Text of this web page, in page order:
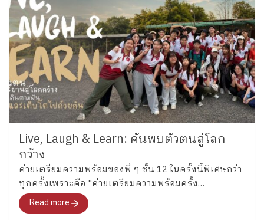
Live, Laugh & Learn: ค้นพบตัวตนสู่โลก
กว้าง
ค่ายเตรียมความพร้อมของพี่ ๆ ชั้น 12 ในครั้งนี้พิเศษกว่า
ทุกครั้งเพราะคือ "ค่ายเตรียมความพร้อมครั้ง
สุดท้าย"สำหรับอนาคตที่พวกเขากำลังจะก้าวไปเผชิญที่
จะพาทุกคนไปสำรวจอารมณ์ ความรู้สึก และค้นหาคำ
Read more